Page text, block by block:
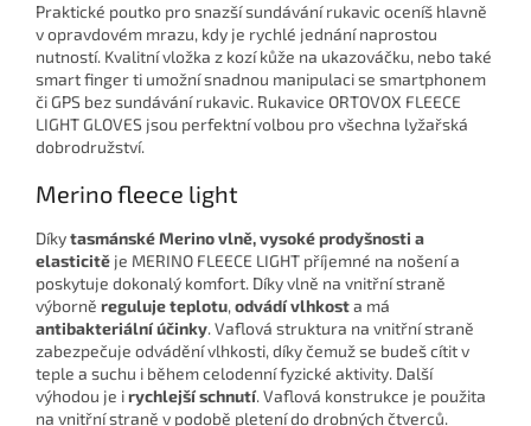
Praktické poutko pro snazší sundávání rukavic oceníš hlavně
v opravdovém mrazu, kdy je rychlé jednání naprostou
nutností. Kvalitní vložka z kozí kůže na ukazováčku, nebo také
smart finger ti umožní snadnou manipulaci se smartphonem
či GPS bez sundávání rukavic. Rukavice ORTOVOX FLEECE
LIGHT GLOVES jsou perfektní volbou pro všechna lyžařská
dobrodružství.
Merino fleece light
Díkytasmánské Merino vlně, vysoké prodyšnosti a
elasticitě je MERINO FLEECE LIGHT příjemné na nošení a
poskytuje dokonalý komfort. Díky vlně na vnitřní straně
výborně reguluje teplotu, odvádí vlhkosta má
antibakteriální účinky. Vaflová struktura na vnitřní straně
zabezpečuje odvádění vlhkosti, díky čemuž se budeš cítit v
teple a suchu i během celodenní fyzické aktivity. Další
výhodou je irychlejší schnutí. Vaflová konstrukce je použita
na vnitřní straně v podobě pletení do drobných čtverců.